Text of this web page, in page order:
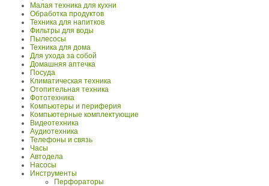
Малая техника для кухни
Обработка продуктов
Техника для напитков
Фильтры для воды
Пылесосы
Техника для дома
Для ухода за собой
Домашняя аптечка
Посуда
Климатическая техника
Отопительная техника
Фототехника
Компьютеры и периферия
Компьютерные комплектующие
Видеотехника
Аудиотехника
Телефоны и связь
Часы
Автодела
Насосы
Инструменты
Перфораторы